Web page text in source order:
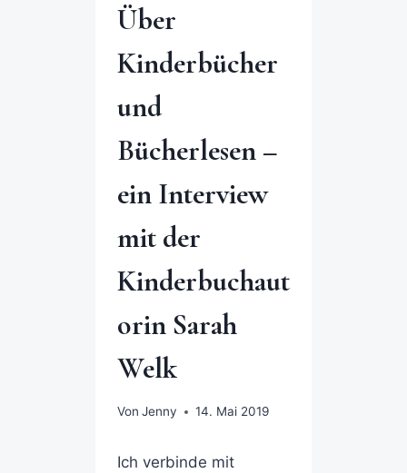
Über
Kinderbücher
und
Bücherlesen –
ein Interview
mit der
Kinderbuchaut
orin Sarah
Welk
Von Jenny 14. Mai 2019
Ich verbinde mit